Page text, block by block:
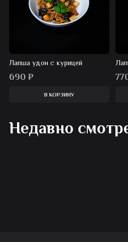
Лапша удон с курицей
690 ₽
В КОРЗИНУ
Недавно